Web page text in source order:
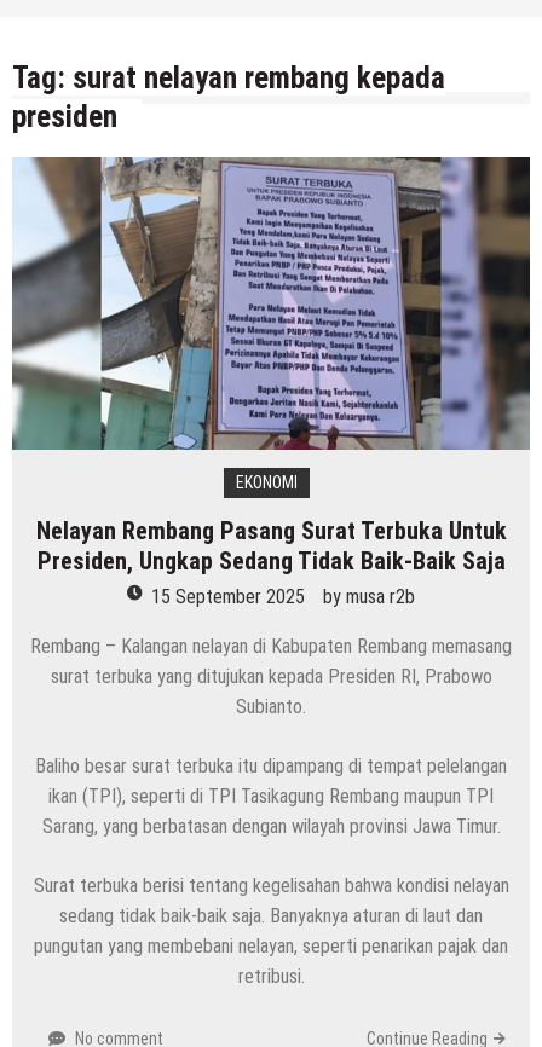
Tag: surat nelayan rembang kepada
presiden
EKONOMI
Nelayan Rembang Pasang Surat Terbuka Untuk
Presiden, Ungkap Sedang Tidak Baik-Baik Saja
15 September 2025 by musa r2b
Rembang – Kalangan nelayan di Kabupaten Rembang memasang
surat terbuka yang ditujukan kepada Presiden RI, Prabowo
Subianto.
Baliho besar surat terbuka itu dipampang di tempat pelelangan
ikan (TPI), seperti di TPI Tasikagung Rembang maupun TPI
Sarang, yang berbatasan dengan wilayah provinsi Jawa Timur.
Surat terbuka berisi tentang kegelisahan bahwa kondisi nelayan
sedang tidak baik-baik saja. Banyaknya aturan di laut dan
pungutan yang membebani nelayan, seperti penarikan pajak dan
retribusi.
No comment Continue Reading